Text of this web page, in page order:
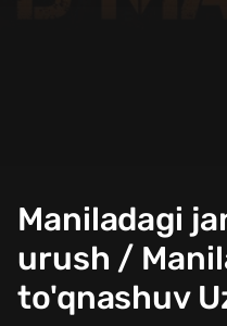
Maniladagi
urush /
to'qnashuv